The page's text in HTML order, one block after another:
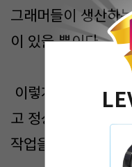
그래머들이 생산하
이 있을 뿐이다.
이렇게 고쳐진 통
고 정상적으로 작동
작업을 시작한다.